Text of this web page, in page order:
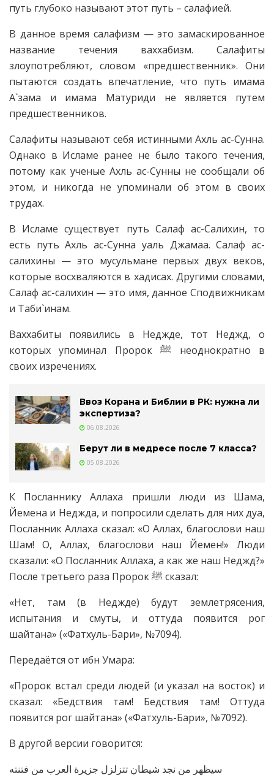
путь глубоко называют этот путь – салафией.
В данное время салафизм — это замаскированное
название течения ваххабизм. Салафиты
злоупотребляют, словом «предшественник». Они
пытаются создать впечатление, что путь имама
А`зама и имама Матуриди не является путем
предшественников.
Салафиты называют себя истинными Ахль ас-Сунна.
Однако в Исламе ранее не было такого течения,
потому как ученые Ахль ас-Сунны не сообщали об
этом, и никогда не упоминали об этом в своих
трудах.
В Исламе существует путь Салаф ас-Салихин, то
есть путь Ахль ас-Сунна уаль Джамаа. Салаф ас-
салихины — это мусульмане первых двух веков,
которые восхваляются в хадисах. Другими словами,
Салаф ас-салихин — это имя, данное Сподвижникам
и Таби`инам.
Ваххабиты появились в Неджде, тот Неджд, о
которых упоминал Пророкﷺ неоднократно в
своих изречениях.
Ввоз Корана и Библии в РК: нужна ли
экспертиза?
06.08.2026
Берут ли в медресе после 7 класса?
05.08.2026
К Посланнику Аллаха пришли люди из Шама,
Йемена и Неджда, и попросили сделать для них дуа,
Посланник Аллаха сказал: «О Аллах, благослови наш
Шам! О, Аллах, благослови наш Йемен!» Люди
сказали: «О Посланник Аллаха, а как же наш Неджд?»
После третьего раза Пророкﷺ сказал:
«Нет, там (в Неджде) будут землетрясения,
испытания и смуты, и оттуда появится рог
шайтана» («Фатхуль-Бари», №7094).
Передаётся от ибн Умара:
«Пророк встал среди людей (и указал на восток) и
сказал: «Бедствия там! Бедствия там! Оттуда
появится рог шайтана» («Фатхуль-Бари», №7092).
В другой версии говорится:
سيظهر من نجد شيطان تتزلزل جزيرة العرب من فتنته